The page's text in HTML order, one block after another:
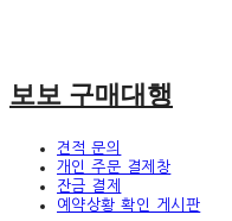
보보 구매대행
견적 문의
개인 주문 결제창
잔금 결제
예약상황 확인 게시판